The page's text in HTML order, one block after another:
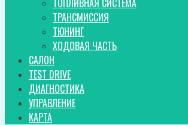
ТОПЛИВНАЯ СИСТЕМА
ТРАНСМИССИЯ
ТЮНИНГ
ХОДОВАЯ ЧАСТЬ
САЛОН
TEST DRIVE
ДИАГНОСТИКА
УПРАВЛЕНИЕ
КАРТА